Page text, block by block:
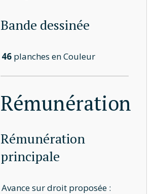
Bande dessinée
46 planches en Couleur
Rémunération
Rémunération
principale
Avance sur droit proposée :